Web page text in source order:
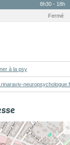
8h30 - 18h
Fermé
à la psy
©